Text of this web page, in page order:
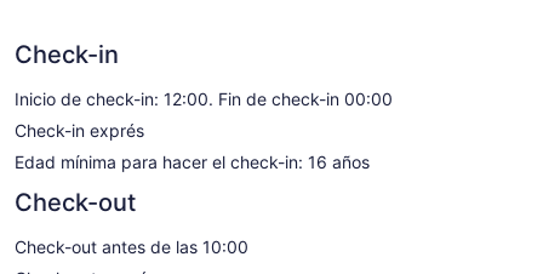
Check-in
Inicio de check-in: 12:00. Fin de check-in 00:00
Check-in exprés
Edad mínima para hacer el check-in: 16 años
Check-out
Check-out antes de las 10:00